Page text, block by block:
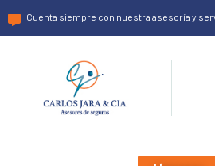
Cuenta siempre con nuestra asesoría y